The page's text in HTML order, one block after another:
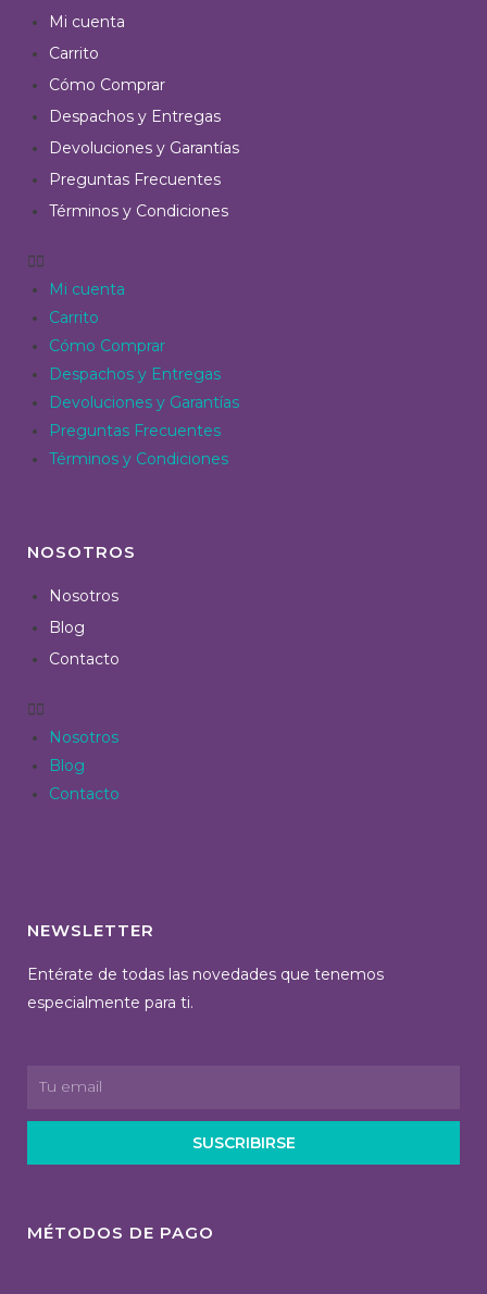
Mi cuenta
Carrito
Cómo Comprar
Despachos y Entregas
Devoluciones y Garantías
Preguntas Frecuentes
Términos y Condiciones
Mi cuenta
Carrito
Cómo Comprar
Despachos y Entregas
Devoluciones y Garantías
Preguntas Frecuentes
Términos y Condiciones
NOSOTROS
Nosotros
Blog
Contacto
Nosotros
Blog
Contacto
NEWSLETTER
Entérate de todas las novedades que tenemos
especialmente para ti.
SUSCRIBIRSE
MÉTODOS DE PAGO